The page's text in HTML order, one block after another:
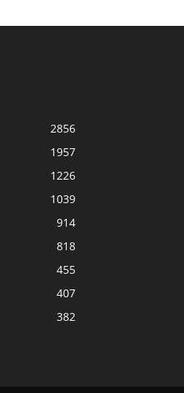
2856
1957
1226
1039
914
818
455
407
382